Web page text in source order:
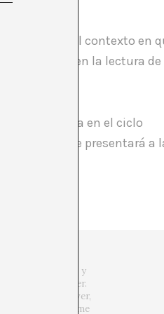
relación al contexto en
en la lectura de
se enmarca en el ciclo
de Abril) se presentará a
similares y
es desaprender.
“arte”… Envolver,
planetas, y se teme